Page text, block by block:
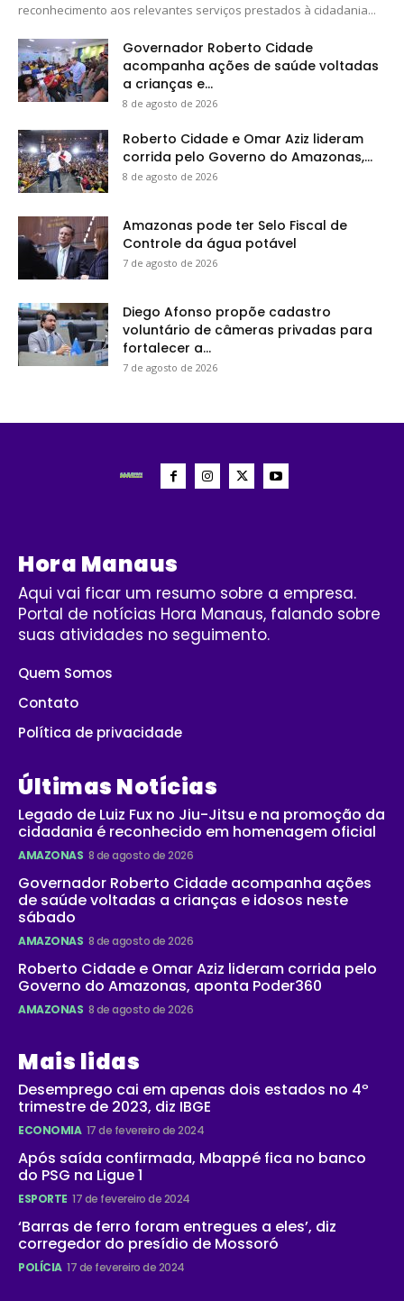
reconhecimento aos relevantes serviços prestados à cidadania...
Governador Roberto Cidade
acompanha ações de saúde voltadas
a crianças e...
8 de agosto de 2026
Roberto Cidade e Omar Aziz lideram
corrida pelo Governo do Amazonas,...
8 de agosto de 2026
Amazonas pode ter Selo Fiscal de
Controle da água potável
7 de agosto de 2026
Diego Afonso propõe cadastro
voluntário de câmeras privadas para
fortalecer a...
7 de agosto de 2026
Hora Manaus
Aqui vai ficar um resumo sobre a empresa.
Portal de notícias Hora Manaus, falando sobre
suas atividades no seguimento.
Quem Somos
Contato
Política de privacidade
Últimas Notícias
Legado de Luiz Fux no Jiu-Jitsu e na promoção da
cidadania é reconhecido em homenagem oficial
AMAZONAS 8 de agosto de 2026
Governador Roberto Cidade acompanha ações
de saúde voltadas a crianças e idosos neste
sábado
AMAZONAS 8 de agosto de 2026
Roberto Cidade e Omar Aziz lideram corrida pelo
Governo do Amazonas, aponta Poder360
AMAZONAS 8 de agosto de 2026
Mais lidas
Desemprego cai em apenas dois estados no 4º
trimestre de 2023, diz IBGE
ECONOMIA 17 de fevereiro de 2024
Após saída confirmada, Mbappé fica no banco
do PSG na Ligue 1
ESPORTE 17 de fevereiro de 2024
‘Barras de ferro foram entregues a eles’, diz
corregedor do presídio de Mossoró
POLÍCIA 17 de fevereiro de 2024